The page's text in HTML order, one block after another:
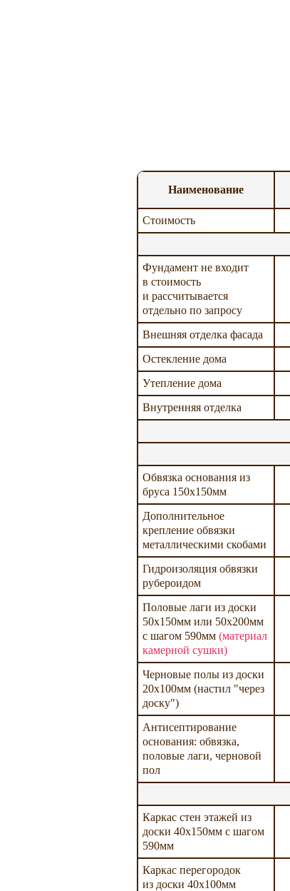
Наименование
Стоимость
Фундамент не входит
в стоимость
и рассчитывается
отдельно по запросу
Внешняя отделка фасада
Остекление дома
Утепление дома
Внутренняя отделка
Обвязка основания из
бруса 150х150мм
Дополнительное
крепление обвязки
металлическими скобами
Гидроизоляция обвязки
рубероидом
Половые лаги из доски
50х150мм или 50х200мм
с шагом 590мм (материал
камерной сушки)
Черновые полы из доски
20х100мм (настил "через
доску")
Антисептирование
основания: обвязка,
половые лаги, черновой
пол
Каркас стен этажей из
доски 40х150мм с шагом
590мм
Каркас перегородок
из доски 40х100мм